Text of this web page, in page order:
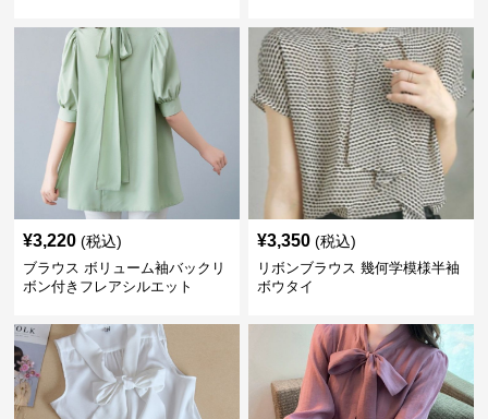
¥3,220 (税込)
ブラウス ボリューム袖バックリ
ボン付きフレアシルエット
¥3,350 (税込)
リボンブラウス 幾何学模様半袖
ボウタイ